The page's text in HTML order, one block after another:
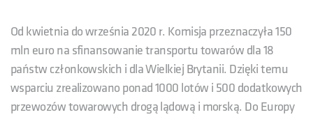
Od kwietnia do września 2020 r. Komisja przeznaczyła 150
mln euro na sfinansowanie transportu towarów dla 18
państw członkowskich i dla Wielkiej Brytanii. Dzięki temu
wsparciu zrealizowano ponad 1000 lotów i 500 dodatkowych
przewozów towarowych drogą lądową i morską. Do Europy